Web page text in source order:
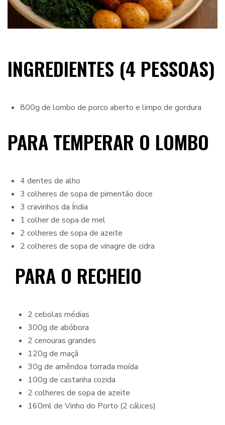
INGREDIENTES (4 PESSOAS)
800g de lombo de porco aberto e limpo de gordura
PARA TEMPERAR O LOMBO
4 dentes de alho
3 colheres de sopa de pimentão doce
3 cravinhos da Índia
1 colher de sopa de mel
2 colheres de sopa de azeite
2 colheres de sopa de vinagre de cidra
PARA O RECHEIO
2 cebolas médias
300g de abóbora
2 cenouras grandes
120g de maçã
30g de amêndoa torrada moída
100g de castanha cozida
2 colheres de sopa de azeite
160ml de Vinho do Porto (2 cálices)